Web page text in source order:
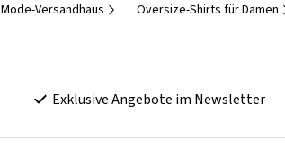
Mode-Versandhaus Oversize-Shirts für Damen
Exklusive Angebote im Newsletter